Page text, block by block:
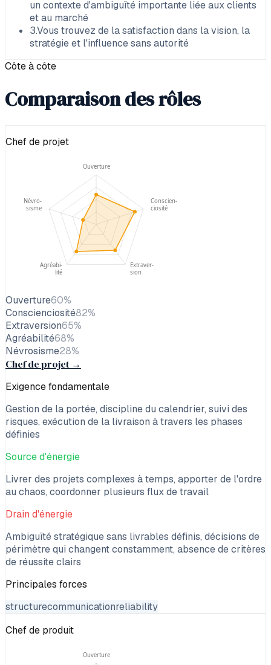
un contexte d'ambiguïté importante liée aux clients
et au marché
3.Vous trouvez de la satisfaction dans la vision, la
stratégie et l'influence sans autorité
Côte à côte
Comparaison des rôles
Chef de projet
Ouverture
Conscien-
ciosité
Extraver-
sion
Agréabi-
lité
Névro-
sisme
Ouverture60%
Conscienciosité82%
Extraversion65%
Agréabilité68%
Névrosisme28%
Chef de projet →
Exigence fondamentale
Gestion de la portée, discipline du calendrier, suivi des
risques, exécution de la livraison à travers les phases
définies
Source d'énergie
Livrer des projets complexes à temps, apporter de l'ordre
au chaos, coordonner plusieurs flux de travail
Drain d'énergie
Ambiguïté stratégique sans livrables définis, décisions de
périmètre qui changent constamment, absence de critères
de réussite clairs
Principales forces
structurecommunicationreliability
Chef de produit
Ouverture